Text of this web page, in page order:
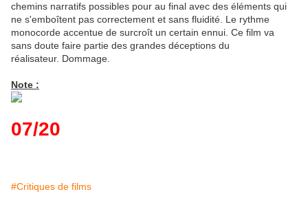
chemins narratifs possibles pour au final avec des éléments qui
ne s'emboîtent pas correctement et sans fluidité. Le rythme
monocorde accentue de surcroît un certain ennui. Ce film va
sans doute faire partie des grandes déceptions du
réalisateur. Dommage.
Note :
07/20
#Critiques de films